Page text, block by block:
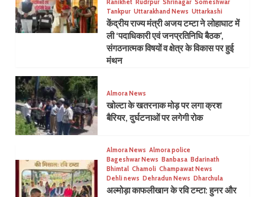
Ranikhet Rudrpur Shrinagar Someshwar
Tankpur Uttarakhand News Uttarkashi
केंद्रीय राज्य मंत्री अजय टम्टा ने लोहाघाट में
ली ‘पदाधिकारी एवं जनप्रतिनिधि बैठक’,
संगठनात्मक विषयों व क्षेत्र के विकास पर हुई
मंथन
Almora News
खोल्टा के खतरनाक मोड़ पर लगा क्रश
बैरियर, दुर्घटनाओं पर लगेगी रोक
Almora News Almora police
Bageshwar News Banbasa Bdarinath
Bhimtal Chamoli Champawat News
Dehli news Dehradun News Dharchula
अल्मोड़ा काफलीखान के रवि टम्टा: हुनर और